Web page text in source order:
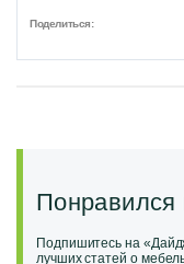
Поделиться:
Понравился
Подпишитесь на
лучших статей о